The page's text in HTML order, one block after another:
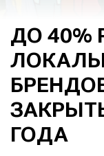
ДО 40%
ГОДА